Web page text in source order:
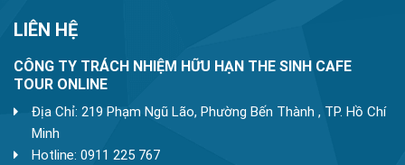
LIÊN HỆ
CÔNG TY TRÁCH NHIỆM HỮU HẠN THE SINH CAFE
TOUR ONLINE
Địa Chỉ: 219 Phạm Ngũ Lão, Phường Bến Thành , TP. Hồ Chí
Minh
Hotline: 0911 225 767